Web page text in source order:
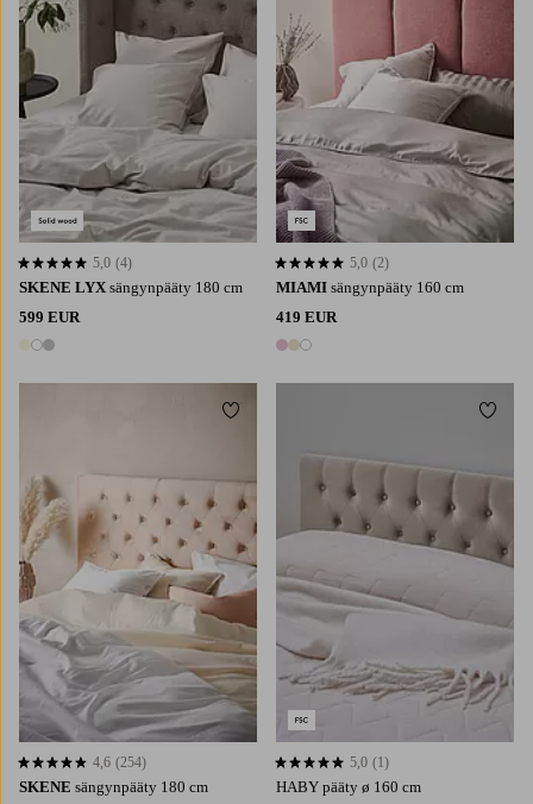
SKENE LYX sängynpääty 180 cm
599 EUR
3 värejä
5,0 perustuen 4 arvosanaan
5,0 (4)
MIAMI sängynpääty 160 cm
419 EUR
3 värejä
5,0 perustuen 2 arvosanaan
5,0 (2)
SKENE sängynpääty 180 cm
4,6 perustuen 254 arvosanaan
4,6 (254)
Lisää suosikkeihin
HABY pääty ø 160 cm
5,0 perustuen 1 arvosanaan
5,0 (1)
Lisää